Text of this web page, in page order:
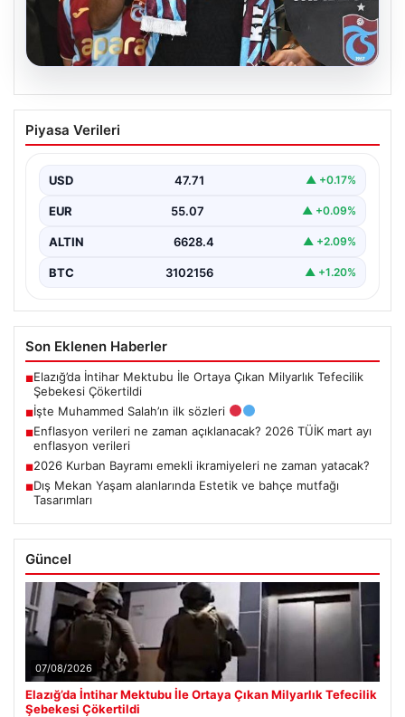
İşte Muhammed Salah’ın ilk sözleri
Piyasa Verileri
USD 47.71 ▲ +0.17%
EUR 55.07 ▲ +0.09%
ALTIN 6628.4 ▲ +2.09%
BTC 3102156 ▲ +1.20%
Son Eklenen Haberler
■Elazığ’da İntihar Mektubu İle Ortaya Çıkan Milyarlık Tefecilik
Şebekesi Çökertildi
■İşte Muhammed Salah’ın ilk sözleri
■Enflasyon verileri ne zaman açıklanacak? 2026 TÜİK mart ayı
enflasyon verileri
■2026 Kurban Bayramı emekli ikramiyeleri ne zaman yatacak?
■Dış Mekan Yaşam alanlarında Estetik ve bahçe mutfağı
Tasarımları
Güncel
07/08/2026
Elazığ’da İntihar Mektubu İle Ortaya Çıkan Milyarlık Tefecilik
Şebekesi Çökertildi